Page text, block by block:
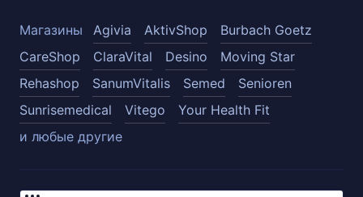
Магазины Agivia AktivShop
Burbach Goetz
CareShop
ClaraVital Desino
Moving Star
Rehashop
SanumVitalis Semed
Senioren
Sunrisemedical
Vitego
Your Health Fit
и любые другие